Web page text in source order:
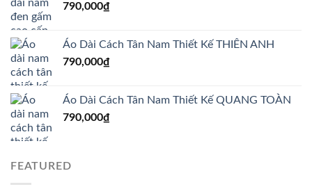
790,000₫
Áo Dài Cách Tân Nam Thiết Kế THIÊN ANH
790,000₫
Áo Dài Cách Tân Nam Thiết Kế QUANG TOÀN
790,000₫
FEATURED